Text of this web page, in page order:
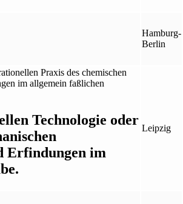
Hamburg-
Berlin
Technologie oder
Erfindungen im
Leipzig